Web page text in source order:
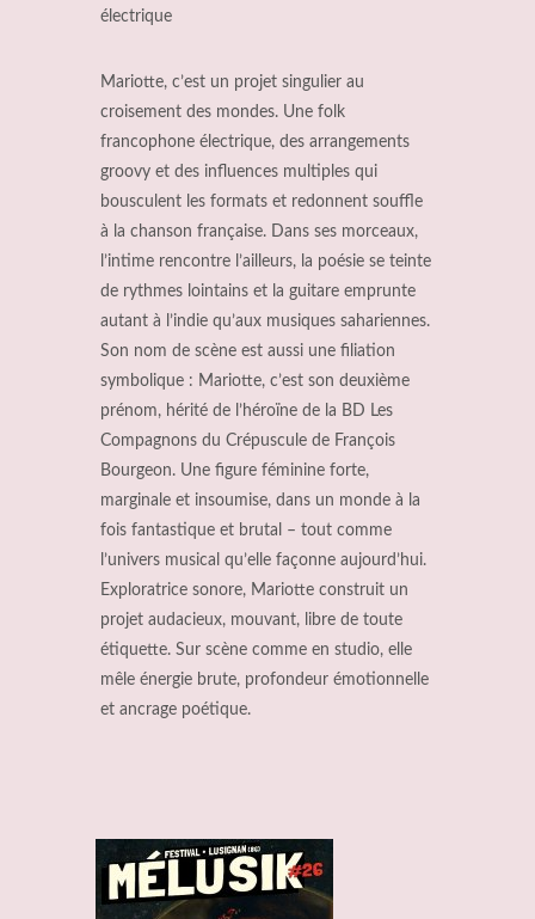
électrique
Mariotte, c’est un projet singulier au
croisement des mondes. Une folk
francophone électrique, des arrangements
groovy et des influences multiples qui
bousculent les formats et redonnent souffle
à la chanson française. Dans ses morceaux,
l’intime rencontre l’ailleurs, la poésie se teinte
de rythmes lointains et la guitare emprunte
autant à l’indie qu’aux musiques sahariennes.
Son nom de scène est aussi une filiation
symbolique : Mariotte, c’est son deuxième
prénom, hérité de l’héroïne de la BD Les
Compagnons du Crépuscule de François
Bourgeon. Une figure féminine forte,
marginale et insoumise, dans un monde à la
fois fantastique et brutal – tout comme
l’univers musical qu’elle façonne aujourd’hui.
Exploratrice sonore, Mariotte construit un
projet audacieux, mouvant, libre de toute
étiquette. Sur scène comme en studio, elle
mêle énergie brute, profondeur émotionnelle
et ancrage poétique.